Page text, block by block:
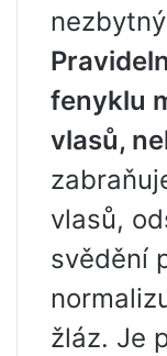
fenyklu
vlasů,
vlasů,
svědění
žláz. Je